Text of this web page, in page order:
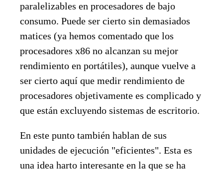
paralelizables en procesadores de bajo
consumo. Puede ser cierto sin demasiados
matices (ya hemos comentado que los
procesadores x86 no alcanzan su mejor
rendimiento en portátiles), aunque vuelve a
ser cierto aquí que medir rendimiento de
procesadores objetivamente es complicado y
que están excluyendo sistemas de escritorio.
En este punto también hablan de sus
unidades de ejecución "eficientes". Esta es
una idea harto interesante en la que se ha